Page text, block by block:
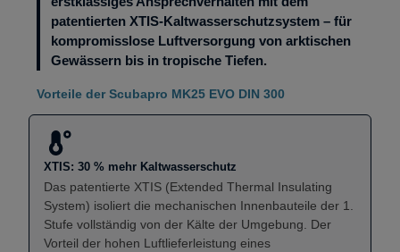
patentierten XTIS-Kaltwasserschutzsystem – für
kompromisslose Luftversorgung von arktischen
Gewässern bis in tropische Tiefen.
Vorteile der Scubapro MK25 EVO DIN 300
XTIS: 30 % mehr Kaltwasserschutz
Das patentierte XTIS (Extended Thermal Insulating
System) isoliert die mechanischen Innenbauteile der 1.
Stufe vollständig von der Kälte der Umgebung. Der
Vorteil der hohen Luftlieferleistung eines